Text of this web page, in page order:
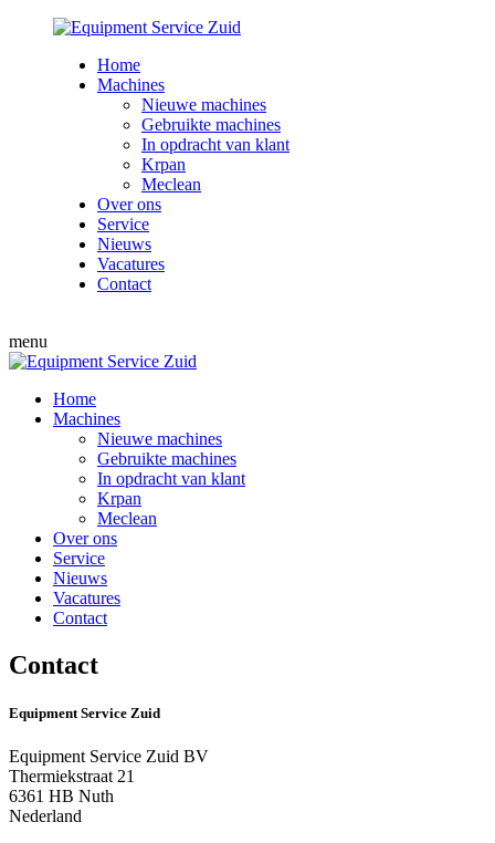
Home
Machines
Nieuwe machines
Gebruikte machines
In opdracht van klant
Krpan
Meclean
Over ons
Service
Nieuws
Vacatures
Contact
menu
Home
Machines
Nieuwe machines
Gebruikte machines
In opdracht van klant
Krpan
Meclean
Over ons
Service
Nieuws
Vacatures
Contact
Contact
Equipment Service Zuid
Equipment Service Zuid BV
Thermiekstraat 21
6361 HB Nuth
Nederland